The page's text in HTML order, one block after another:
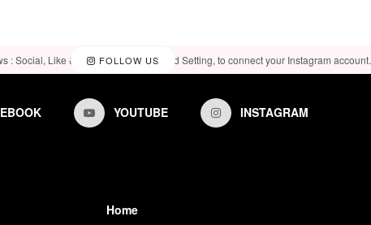
FOLLOW US
: Social, Like & View > Instagram Feed Setting, to connect your Instagram account.
YOUTUBE INSTAGRAM
Home